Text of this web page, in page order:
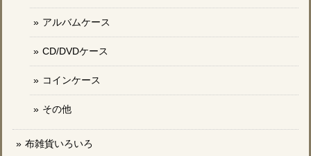
アルバムケース
CD/DVDケース
コインケース
その他
布雑貨いろいろ